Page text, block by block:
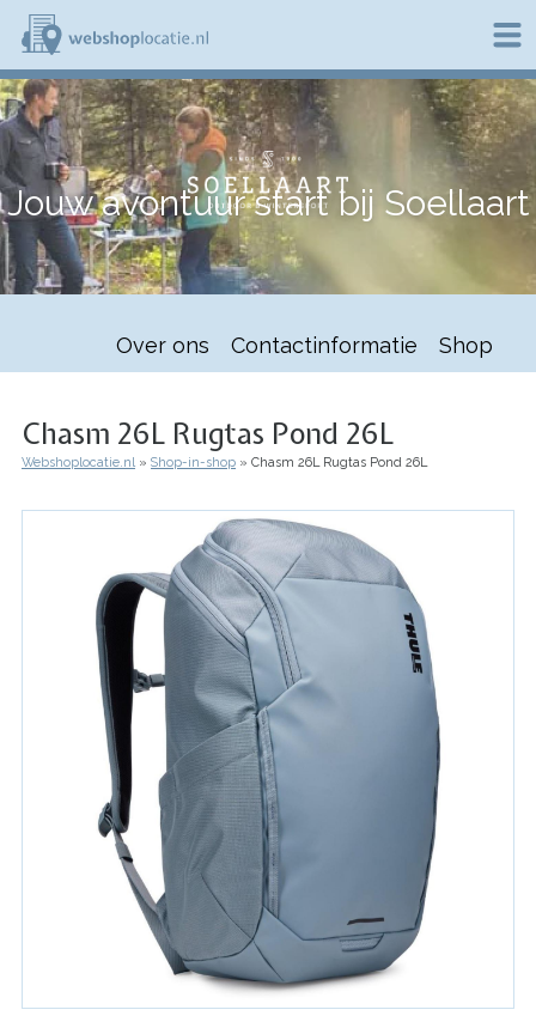
Overslaan
naar
de
inhoud
gaan
W
e
b
o
p
c
l
Jouw avontuur start bij Soellaart
Over ons Contactinformatie Shop
Chasm 26L Rugtas Pond 26L
Kruimelpad
Webshoplocatie.nl Shop-in-shop Chasm 26L Rugtas Pond 26L